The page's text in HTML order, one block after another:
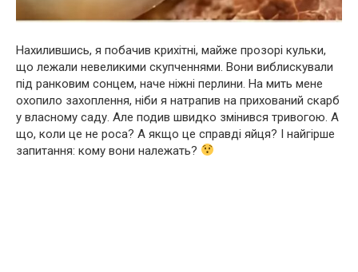
Нахилившись, я побачив крихітні, майже прозорі кульки,
що лежали невеликими скупченнями. Вони виблискували
під ранковим сонцем, наче ніжні перлини. На мить мене
охопило захоплення, ніби я натрапив на прихований скарб
у власному саду. Але подив швидко змінився тривогою. А
що, коли це не роса? А якщо це справді яйця? І найгірше
запитання: кому вони належать?